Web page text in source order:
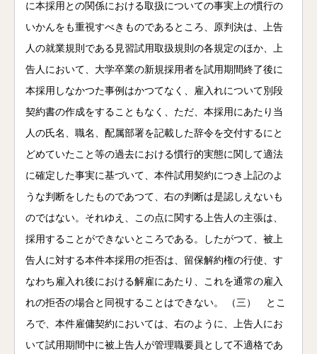
に本採用との関係における取扱についての事実上の慣行の
いかんをも重視すべきものであるところ、原判決は、上告
人の就業規則である見習試用取扱規則の各規定のほか、上
告人において、大学卒業の新規採用者を試用期間終了後に
本採用しなかつた事例はかつてなく、雇入れについて別段
契約書の作成をすることもなく、ただ、本採用にあたり当
人の氏名、職名、配属部署を記載した辞令を交付するにと
どめていたこと等の過去における慣行的実態に関して適法
に確定した事実に基づいて、本件試用契約につき上記のよ
うな判断をしたものであつて、右の判断は是認しえないも
のではない。それゆえ、この点に関する上告人の主張は、
採用することができないところである。したがつて、被上
告人に対する本件本採用の拒否は、留保解約権の行使、す
なわち雇入れ後における解雇にあたり、これを通常の雇入
れの拒否の場合と同視することはできない。 （三） とこ
ろで、本件雇傭契約においては、右のように、上告人にお
いて試用期間中に被上告人が管理職要員として不適格であ